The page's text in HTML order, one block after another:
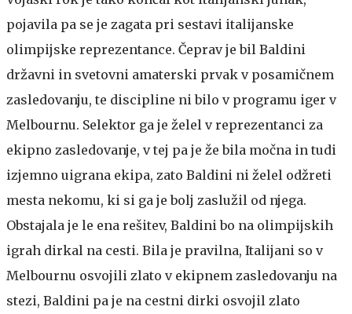
pojavila pa se je zagata pri sestavi italijanske
olimpijske reprezentance. Čeprav je bil Baldini
državni in svetovni amaterski prvak v posamičnem
zasledovanju, te discipline ni bilo v programu iger v
Melbournu. Selektor ga je želel v reprezentanci za
ekipno zasledovanje, v tej pa je že bila močna in tudi
izjemno uigrana ekipa, zato Baldini ni želel odžreti
mesta nekomu, ki si ga je bolj zaslužil od njega.
Obstajala je le ena rešitev, Baldini bo na olimpijskih
igrah dirkal na cesti. Bila je pravilna, Italijani so v
Melbournu osvojili zlato v ekipnem zasledovanju na
stezi, Baldini pa je na cestni dirki osvojil zlato